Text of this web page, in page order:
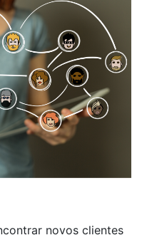
novos clientes